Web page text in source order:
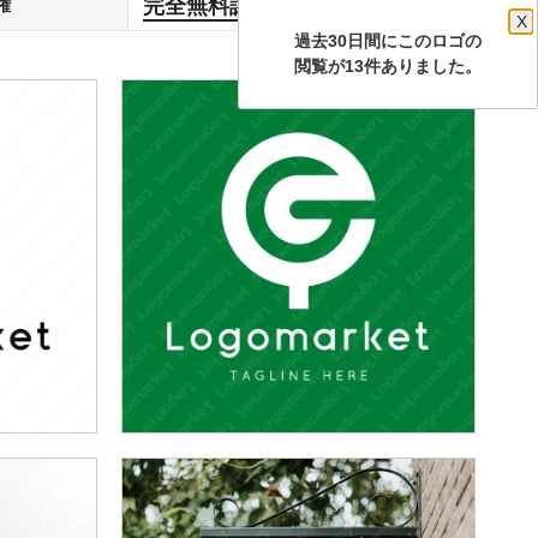
過去30日間にこのロゴの
X
閲覧が13件ありました。